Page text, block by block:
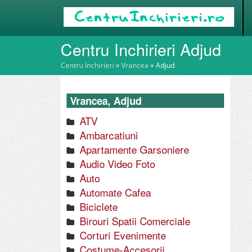
Centru Inchirieri Adjud
Centru Inchirieri »Vrancea »Adjud
Vrancea, Adjud
ATV
Ambarcatiuni
Apartamente Garsoniere
Audio Video Foto
Auto
Automate Cafea
Biciclete
Birouri Spatii Comerciale
Corturi Evenimente